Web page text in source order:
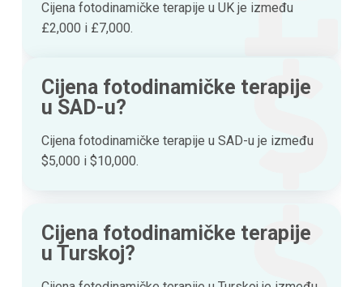
Cijena fotodinamičke terapije u UK je između
£2,000 i £7,000.
Cijena fotodinamičke terapije
u SAD-u?
Cijena fotodinamičke terapije u SAD-u je između
$5,000 i $10,000.
Cijena fotodinamičke terapije
u Turskoj?